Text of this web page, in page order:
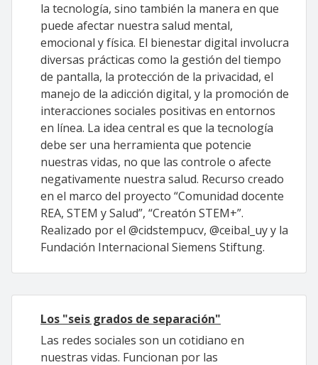
la tecnología, sino también la manera en que
puede afectar nuestra salud mental,
emocional y física. El bienestar digital involucra
diversas prácticas como la gestión del tiempo
de pantalla, la protección de la privacidad, el
manejo de la adicción digital, y la promoción de
interacciones sociales positivas en entornos
en línea. La idea central es que la tecnología
debe ser una herramienta que potencie
nuestras vidas, no que las controle o afecte
negativamente nuestra salud. Recurso creado
en el marco del proyecto “Comunidad docente
REA, STEM y Salud”, “Creatón STEM+”.
Realizado por el @cidstempucv, @ceibal_uy y la
Fundación Internacional Siemens Stiftung.
Los "seis grados de separación"
Las redes sociales son un cotidiano en
nuestras vidas. Funcionan por las